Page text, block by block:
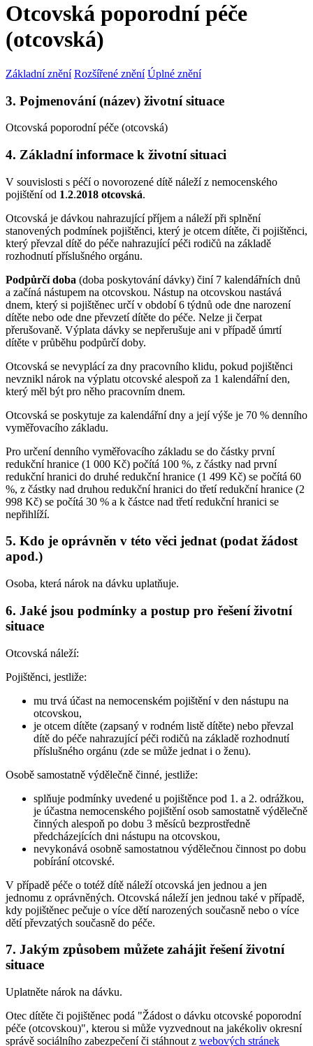
Otcovská poporodní péče
(otcovská)
Základní znění Rozšířené znění Úplné znění
3. Pojmenování (název) životní situace
Otcovská poporodní péče (otcovská)
4. Základní informace k životní situaci
V souvislosti s péčí o novorozené dítě náleží z nemocenského
pojištění od 1.2.2018 otcovská.
Otcovská je dávkou nahrazující příjem a náleží při splnění
stanovených podmínek pojištěnci, který je otcem dítěte, či pojištěnci,
který převzal dítě do péče nahrazující péči rodičů na základě
rozhodnutí příslušného orgánu.
Podpůrčí doba (doba poskytování dávky) činí 7 kalendářních dnů
a začíná nástupem na otcovskou. Nástup na otcovskou nastává
dnem, který si pojištěnec určí v období 6 týdnů ode dne narození
dítěte nebo ode dne převzetí dítěte do péče. Nelze ji čerpat
přerušovaně. Výplata dávky se nepřerušuje ani v případě úmrtí
dítěte v průběhu podpůrčí doby.
Otcovská se nevyplácí za dny pracovního klidu, pokud pojištěnci
nevznikl nárok na výplatu otcovské alespoň za 1 kalendářní den,
který měl být pro něho pracovním dnem.
Otcovská se poskytuje za kalendářní dny a její výše je 70 % denního
vyměřovacího základu.
Pro určení denního vyměřovacího základu se do částky první
redukční hranice (1 000 Kč) počítá 100 %, z částky nad první
redukční hranici do druhé redukční hranice (1 499 Kč) se počítá 60
%, z částky nad druhou redukční hranici do třetí redukční hranice (2
998 Kč) se počítá 30 % a k částce nad třetí redukční hranici se
nepřihlíží.
5. Kdo je oprávněn v této věci jednat (podat žádost
apod.)
Osoba, která nárok na dávku uplatňuje.
6. Jaké jsou podmínky a postup pro řešení životní
situace
Otcovská náleží:
Pojištěnci, jestliže:
mu trvá účast na nemocenském pojištění v den nástupu na
otcovskou,
je otcem dítěte (zapsaný v rodném listě dítěte) nebo převzal
dítě do péče nahrazující péči rodičů na základě rozhodnutí
příslušného orgánu (zde se může jednat i o ženu).
Osobě samostatně výdělečně činné, jestliže:
splňuje podmínky uvedené u pojištěnce pod 1. a 2. odrážkou,
je účastna nemocenského pojištění osob samostatně výdělečně
činných alespoň po dobu 3 měsíců bezprostředně
předcházejících dni nástupu na otcovskou,
nevykonává osobně samostatnou výdělečnou činnost po dobu
pobírání otcovské.
V případě péče o totéž dítě náleží otcovská jen jednou a jen
jednomu z oprávněných. Otcovská náleží jen jednou také v případě,
kdy pojištěnec pečuje o více dětí narozených současně nebo o více
dětí převzatých současně do péče.
7. Jakým způsobem můžete zahájit řešení životní
situace
Uplatněte nárok na dávku.
Otec dítěte či pojištěnec podá "Žádost o dávku otcovské poporodní
péče (otcovskou)", kterou si může vyzvednout na jakékoliv okresní
správě sociálního zabezpečení či stáhnout z webových stránek